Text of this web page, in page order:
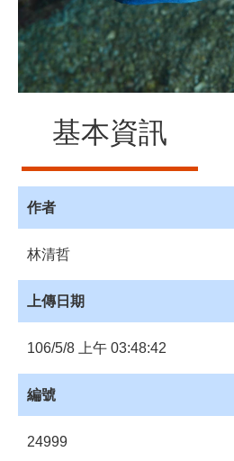
息
布
諮
詢
會
員
專
區
館
員
網
站
基本資訊
作者
林清哲
上傳日期
106/5/8 上午 03:48:42
編號
24999